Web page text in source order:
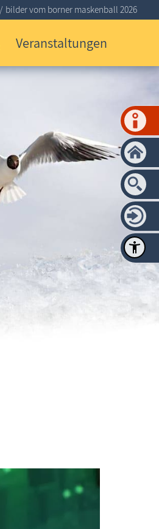
Veranstaltungen
bilder vom borner maskenball 2026